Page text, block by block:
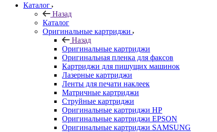
Каталог
Назад
Каталог
Оригинальные картриджи
Назад
Оригинальные картриджи
Оригинальная пленка для факсов
Картриджи для пишущих машинок
Лазерные картриджи
Ленты для печати наклеек
Матричные картриджи
Струйные картриджи
Оригинальные картриджи HP
Оригинальные картриджи EPSON
Оригинальные картриджи SAMSUNG